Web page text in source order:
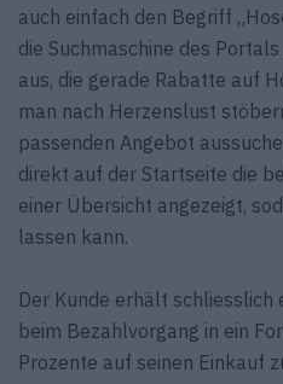
auch einfach den Begriff
die Suchmaschine des
aus, die gerade Rabatte auf
man nach Herzenslust
passenden Angebot
direkt auf der Startseite die
einer Übersicht angezeigt,
lassen kann.
Der Kunde erhält schliesslich
beim Bezahlvorgang in ein
Prozente auf seinen Einkauf